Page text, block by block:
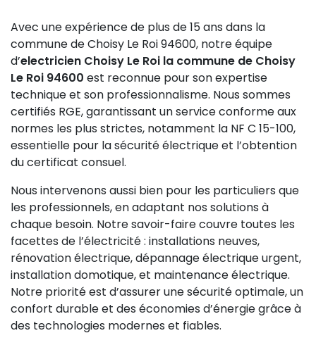
Avec une expérience de plus de 15 ans dans la
commune de Choisy Le Roi 94600, notre équipe
d’electricien Choisy Le Roi la commune de Choisy
Le Roi 94600 est reconnue pour son expertise
technique et son professionnalisme. Nous sommes
certifiés RGE, garantissant un service conforme aux
normes les plus strictes, notamment la NF C 15-100,
essentielle pour la sécurité électrique et l’obtention
du certificat consuel.
Nous intervenons aussi bien pour les particuliers que
les professionnels, en adaptant nos solutions à
chaque besoin. Notre savoir-faire couvre toutes les
facettes de l’électricité : installations neuves,
rénovation électrique, dépannage électrique urgent,
installation domotique, et maintenance électrique.
Notre priorité est d’assurer une sécurité optimale, un
confort durable et des économies d’énergie grâce à
des technologies modernes et fiables.